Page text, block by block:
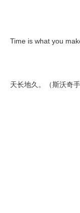
Time is what you
天长地久。（斯沃奇手